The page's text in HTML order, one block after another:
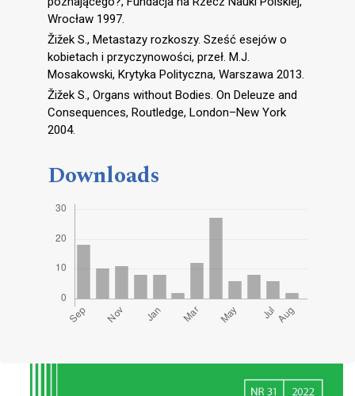
Wrocław 1997.
Žižek S., Metastazy rozkoszy. Sześć esejów o
kobietach i przyczynowości, przeł. M.J.
Mosakowski, Krytyka Polityczna, Warszawa 2013.
Žižek S., Organs without Bodies. On Deleuze and
Consequences, Routledge, London–New York
2004.
Downloads